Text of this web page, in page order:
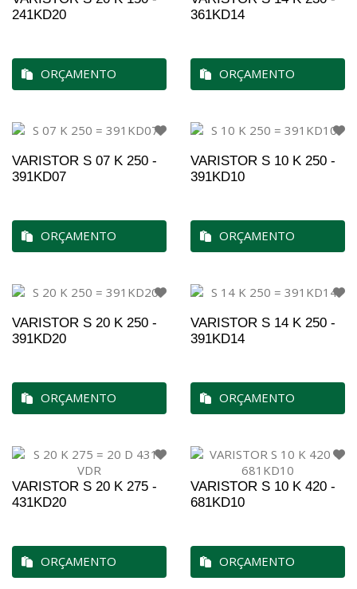
241KD20
ORÇAMENTO
361KD14
ORÇAMENTO
VARISTOR S 07 K 250 -
391KD07
ORÇAMENTO
VARISTOR S 10 K 250 -
391KD10
ORÇAMENTO
VARISTOR S 20 K 250 -
391KD20
ORÇAMENTO
VARISTOR S 14 K 250 -
391KD14
ORÇAMENTO
VARISTOR S 20 K 275 -
431KD20
ORÇAMENTO
VARISTOR S 10 K 420 -
681KD10
ORÇAMENTO